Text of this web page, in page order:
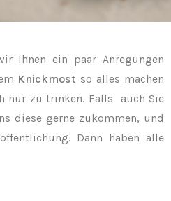
Ihnen ein paar Anregungen
Knickmost so alles machen
nur zu trinken. Falls auch Sie
diese gerne zukommen, und
Dann haben alle